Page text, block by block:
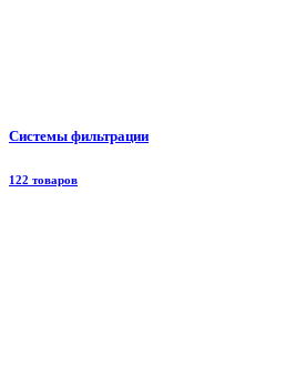
Системы фильтрации
122 товаров